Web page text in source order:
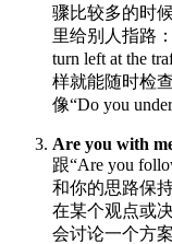
骤比较多的时
里给别人指路：
turn left at the
样就能随时检
像“Do you
Are you with
跟“Are you
和你的思路保
在某个观点或
会讨论一个方